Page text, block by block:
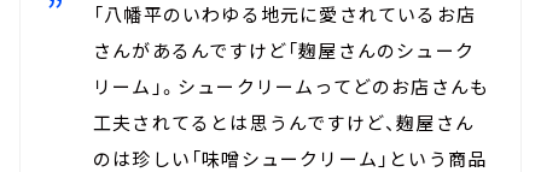
「八幡平のいわゆる地元に愛されているお店
さんがあるんですけど「麹屋さんのシューク
リーム」。シュークリームってどのお店さんも
工夫されてるとは思うんですけど、麹屋さん
のは珍しい「味噌シュークリーム」という商品